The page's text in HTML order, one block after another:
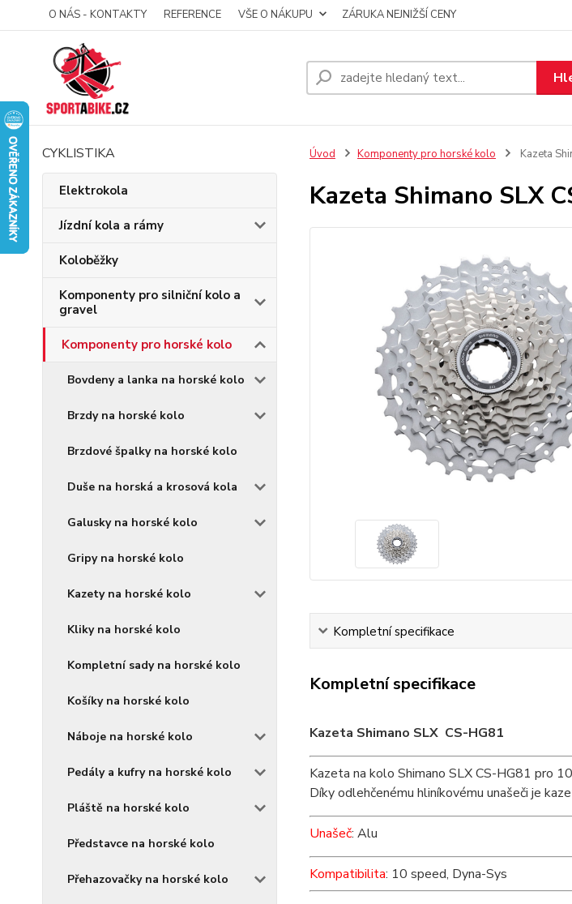
O NÁS - KONTAKTY REFERENCE VŠE O NÁKUPU ZÁRUKA NEJNIŽŠÍ CENY
CYKLISTIKA
Elektrokola
Jízdní kola a rámy
Koloběžky
Komponenty pro silniční kolo a
gravel
Komponenty pro horské kolo
Bovdeny a lanka na horské kolo
Brzdy na horské kolo
Brzdové špalky na horské kolo
Duše na horská a krosová kola
Galusky na horské kolo
Gripy na horské kolo
Kazety na horské kolo
Kliky na horské kolo
Kompletní sady na horské kolo
Košíky na horské kolo
Náboje na horské kolo
Pedály a kufry na horské kolo
Pláště na horské kolo
Představce na horské kolo
Přehazovačky na horské kolo
Úvod Komponenty pro horské kolo Kazeta
Kazeta Shimano SLX
Kompletní specifikace
Kompletní specifikace
Kazeta Shimano SLX CS-HG81
Kazeta na kolo Shimano SLX CS-HG81 pro
Díky odlehčenému hliníkovému unašeči je
Unašeč: Alu
Kompatibilita: 10 speed, Dyna-Sys